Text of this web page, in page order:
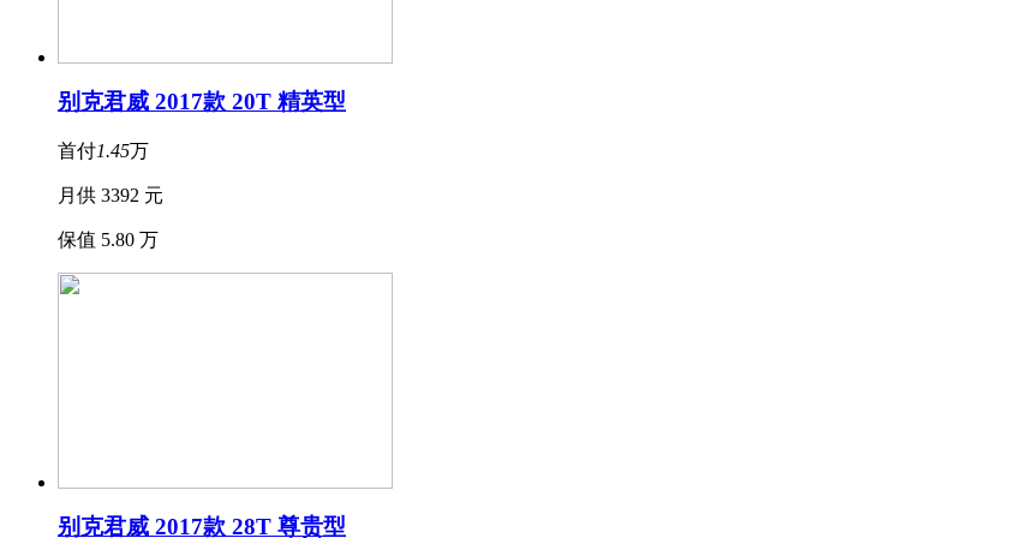
别克君威 2017款 20T 精英型
首付1.45万
月供 3392 元
保值 5.80 万
别克君威 2017款 28T 尊贵型